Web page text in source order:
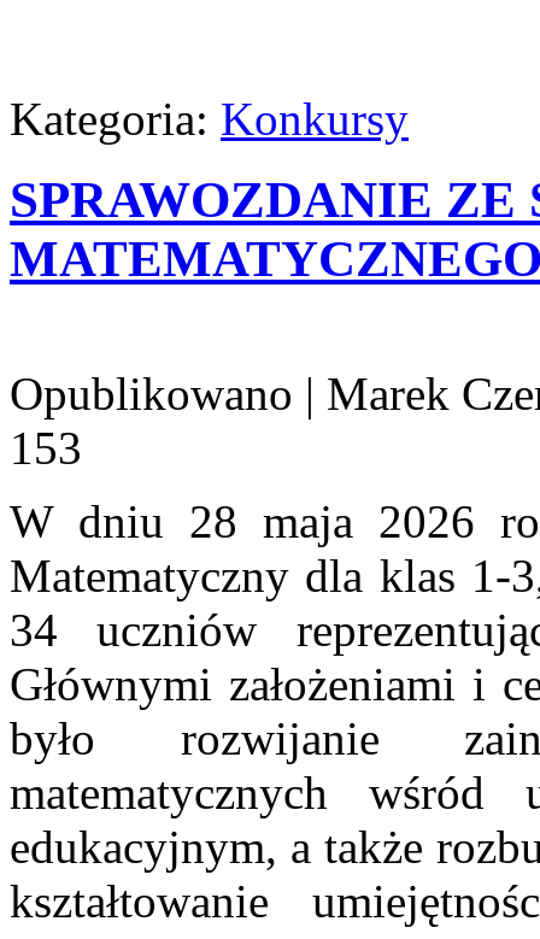
Kategoria: Konkursy
SPRAWOZDANIE
Opublikowano | Marek
153
W dniu 28 maja 2026
Matematyczny dla klas 1-
34 uczniów
Głównymi założeniami i
było rozwijanie
matematycznych
edukacyjnym, a także
kształtowanie